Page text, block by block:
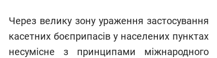
Через велику зону ураження застосування
касетних боєприпасів у населених пунктах
несумісне з принципами міжнародного